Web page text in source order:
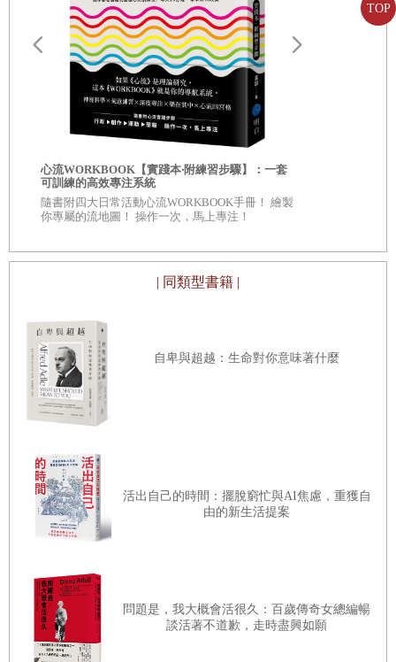
TOP
力提升到極大值。電梯門打開，把我趕了出去，這個追蹤變
得無比執著。其實我的工作，是由往生者製造、折磨活著的
人的味道所帶來的。在積極去除那些氣味之後，我的工作就
完成了，而活著的人會支付給我代價。
著我的並不是您，而是您留下的東西。小心翼翼地打開黑色
箱子，套上鞋套，戴上手術用的手套，仔細檢查確認沒有任
防護口罩，因為未經任何過濾地嗅聞氣味，這項事實性的測
定，是我規劃工作流程與成功交差的基準。現在我就像策劃
常自然地抓住大門把手，毫不猶豫地進入屋內。
打開門，邁出第一步，習慣性覆誦「超脫吧」的決心黯然失
色，我的鼻子已被亡者留下的氣味淹沒，心臟邊緣籠罩著昏
並未進入我的心裡。像深夜裡行進在沒有路燈的鄉間道路
上，車燈所照明的世界，視野變得狹窄。喉嚨裡像風掠過鹽
漠一樣沙沙作響，我突然覺得自己好像在海底緩緩游動的深
慢地游向那微弱的光芒。為了避免被隱藏在沙子裡的珊瑚和
擱淺在深海各處的遇難船隻殘骸刺傷，必須盡可能緩慢地前
進。
心流WORKBOOK【實踐本‧附練習步驟】：一套
可訓練的高效專注系統
隨書附四大日常活動心流WORKBOOK手冊！ 繪製
你專屬的流地圖！ 操作一次，馬上專注！
| 同類型書籍 |
自卑與超越：生命對你意味著什麼
活出自己的時間：擺脫窮忙與AI焦慮，重獲自
由的新生活提案
問題是，我大概會活很久：百歲傳奇女總編暢
談活著不道歉，走時盡興如願